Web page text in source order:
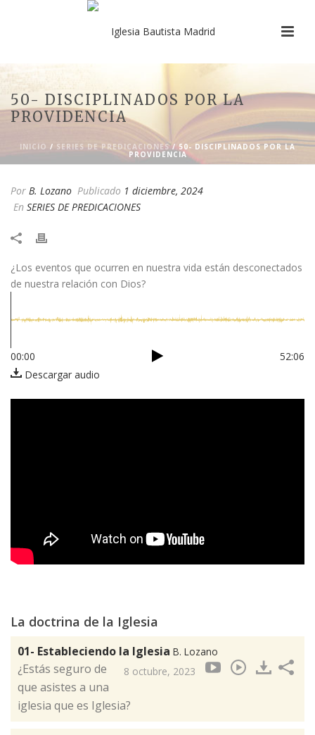
50- DISCIPLINADOS POR LA
PROVIDENCIA
INICIO / SERIES DE PREDICACIONES / 50- DISCIPLINADOS POR LA
PROVIDENCIA
Por B. Lozano Publicado 1 diciembre, 2024
En SERIES DE PREDICACIONES
¿Los eventos que ocurren en nuestra vida están desconectados
de nuestra relación con Dios?
00:00
52:06
Descargar audio
La doctrina de la Iglesia
01- Estableciendo la Iglesia B. Lozano
8 octubre, 2023
¿Estás seguro de
que asistes a una
iglesia que es Iglesia?